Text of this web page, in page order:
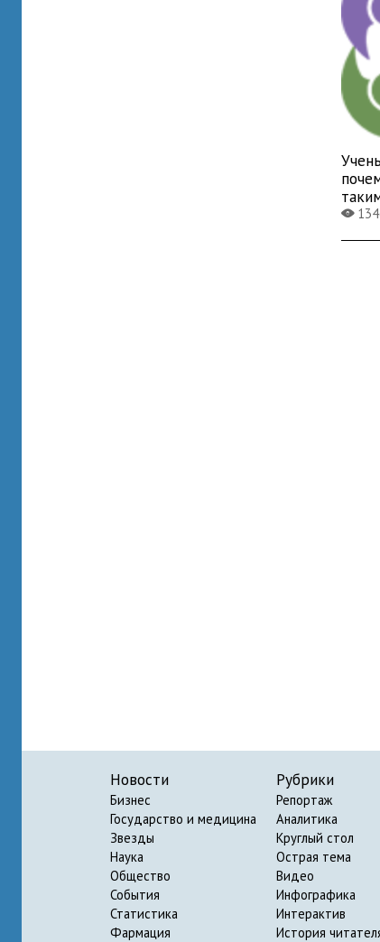
X
Новости
Бизнес
Государство и медицина
Звезды
Наука
Общество
События
Статистика
Фармация
Рубрики
Репортаж
Аналитика
Круглый стол
Острая тема
Видео
Инфографика
Интерактив
История